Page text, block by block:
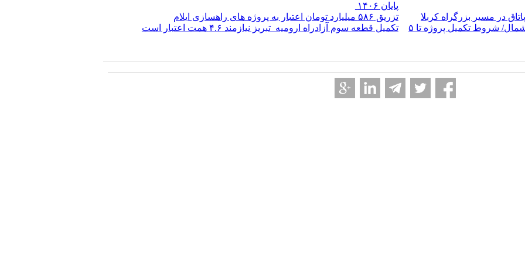
پایان ۱۴۰۶
تزریق ۵۸۶ میلیارد تومان اعتبار به پروژه های راهسازی ایلام
عقب‌ماندگی ۶.۵ همتی در آزادراه تهران - شمال/ شروط تکمیل پروژه تا ۵
تکمیل قطعه سوم آزادراه ارومیه_تبریز نیازمند ۴.۶ همت اعتبار است